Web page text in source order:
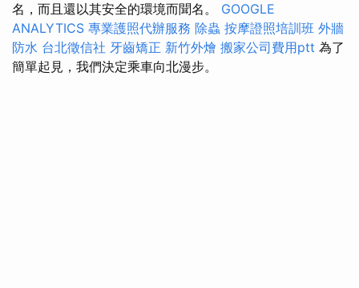
名，而且還以其安全的環境而聞名。 GOOGLE
ANALYTICS 專業護照代辦服務 除蟲 按摩證照培訓班 外牆
防水 台北徵信社 牙齒矯正 新竹外燴 搬家公司費用ptt 為了
簡單起見，我們決定乘車向北漫步。